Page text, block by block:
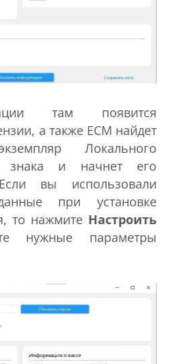
там появится
а также ЕСМ найдет
Локального
знака и начнет его
вы использовали
при установке
то нажмите Настроить
нужные параметры